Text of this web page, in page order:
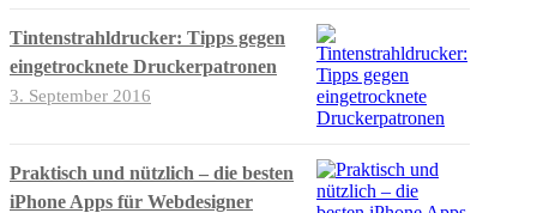
Tintenstrahldrucker: Tipps gegen
eingetrocknete Druckerpatronen
3. September 2016
Praktisch und nützlich – die besten
iPhone Apps für Webdesigner